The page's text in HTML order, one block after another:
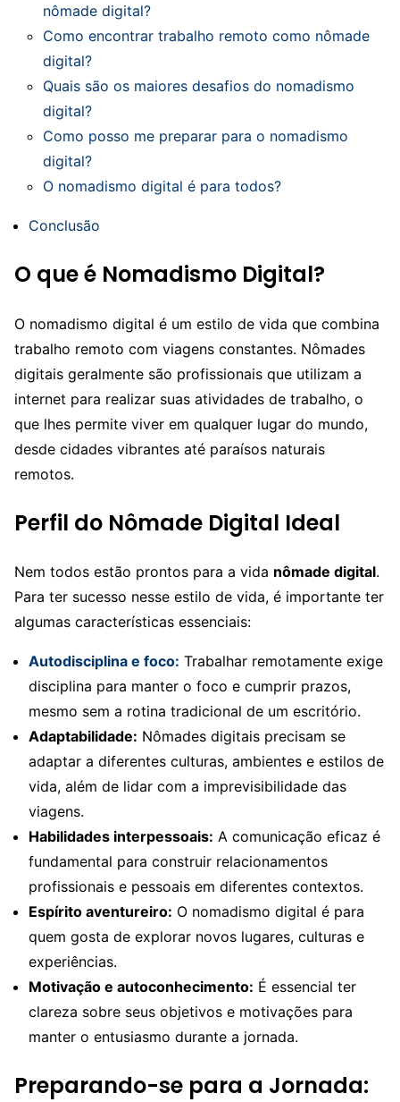
nômade digital?
Como encontrar trabalho remoto como nômade
digital?
Quais são os maiores desafios do nomadismo
digital?
Como posso me preparar para o nomadismo
digital?
O nomadismo digital é para todos?
Conclusão
O que é Nomadismo Digital?
O nomadismo digital é um estilo de vida que combina
trabalho remoto com viagens constantes. Nômades
digitais geralmente são profissionais que utilizam a
internet para realizar suas atividades de trabalho, o
que lhes permite viver em qualquer lugar do mundo,
desde cidades vibrantes até paraísos naturais
remotos.
Perfil do Nômade Digital Ideal
Nem todos estão prontos para a vida nômade digital.
Para ter sucesso nesse estilo de vida, é importante ter
algumas características essenciais:
Autodisciplina e foco: Trabalhar remotamente exige
disciplina para manter o foco e cumprir prazos,
mesmo sem a rotina tradicional de um escritório.
Adaptabilidade: Nômades digitais precisam se
adaptar a diferentes culturas, ambientes e estilos de
vida, além de lidar com a imprevisibilidade das
viagens.
Habilidades interpessoais: A comunicação eficaz é
fundamental para construir relacionamentos
profissionais e pessoais em diferentes contextos.
Espírito aventureiro: O nomadismo digital é para
quem gosta de explorar novos lugares, culturas e
experiências.
Motivação e autoconhecimento: É essencial ter
clareza sobre seus objetivos e motivações para
manter o entusiasmo durante a jornada.
Preparando-se para a Jornada: